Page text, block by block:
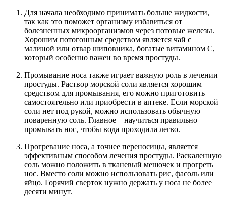
Для начала необходимо принимать больше жидкости,
так как это поможет организму избавиться от
болезненных микроорганизмов через потовые железы.
Хорошим потогонным средством является чай с
малиной или отвар шиповника, богатые витамином C,
который особенно важен во время простуды.
Промывание носа также играет важную роль в лечении
простуды. Раствор морской соли является хорошим
средством для промывания, его можно приготовить
самостоятельно или приобрести в аптеке. Если морской
соли нет под рукой, можно использовать обычную
поваренную соль. Главное – научиться правильно
промывать нос, чтобы вода проходила легко.
Прогревание носа, а точнее переносицы, является
эффективным способом лечения простуды. Раскаленную
соль можно положить в тканевый мешочек и прогреть
нос. Вместо соли можно использовать рис, фасоль или
яйцо. Горячий сверток нужно держать у носа не более
десяти минут.